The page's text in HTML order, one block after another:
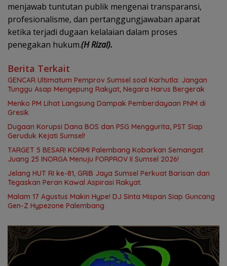
menjawab tuntutan publik mengenai transparansi,
profesionalisme, dan pertanggungjawaban aparat
ketika terjadi dugaan kelalaian dalam proses
penegakan hukum.(H Rizal).
Berita Terkait
GENCAR Ultimatum Pemprov Sumsel soal Karhutla: Jangan
Tunggu Asap Mengepung Rakyat, Negara Harus Bergerak
Menko PM Lihat Langsung Dampak Pemberdayaan PNM di
Gresik
Dugaan Korupsi Dana BOS dan PSG Menggurita, PST Siap
Geruduk Kejati Sumsel!
TARGET 5 BESAR! KORMI Palembang Kobarkan Semangat
Juang 25 INORGA Menuju FORPROV II Sumsel 2026!
Jelang HUT RI ke-81, GRIB Jaya Sumsel Perkuat Barisan dan
Tegaskan Peran Kawal Aspirasi Rakyat.
Malam 17 Agustus Makin Hype! DJ Sinta Mispan Siap Guncang
Gen-Z Hypezone Palembang